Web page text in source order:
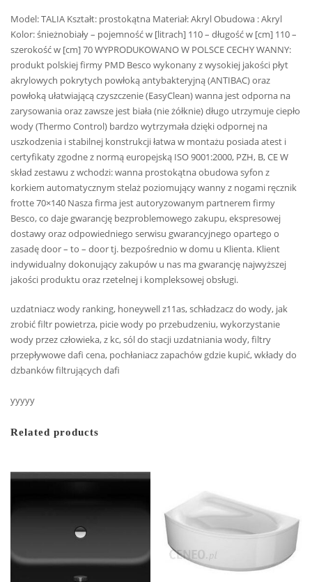
Model: TALIA Kształt: prostokątna Materiał: Akryl Obudowa : Akryl
Kolor: śnieżnobiały – pojemność w [litrach] 110 – długość w [cm] 110 –
szerokość w [cm] 70 WYPRODUKOWANO W POLSCE CECHY WANNY:
produkt polskiej firmy PMD Besco wykonany z wysokiej jakości płyt
akrylowych pokrytych powłoką antybakteryjną (ANTIBAC) oraz
powłoką ułatwiającą czyszczenie (EasyClean) wanna jest odporna na
zarysowania oraz zawsze jest biała (nie żółknie) długo utrzymuje ciepło
wody (Thermo Control) bardzo wytrzymała dzięki odpornej na
uszkodzenia i stabilnej konstrukcji łatwa w montażu posiada atest i
certyfikaty zgodne z normą europejską ISO 9001:2000, PZH, B, CE W
skład zestawu z wchodzi: wanna prostokątna obudowa syfon z
korkiem automatycznym stelaż poziomujący wanny z nogami ręcznik
frotte 70×140 Nasza firma jest autoryzowanym partnerem firmy
Besco, co daje gwarancję bezproblemowego zakupu, ekspresowej
dostawy oraz odpowiedniego serwisu gwarancyjnego opartego o
zasadę door – to – door tj. bezpośrednio w domu u Klienta. Klient
indywidualny dokonujący zakupów u nas ma gwarancję najwyższej
jakości produktu oraz rzetelnej i kompleksowej obsługi.
uzdatniacz wody ranking, honeywell z11as, schładzacz do wody, jak
zrobić filtr powietrza, picie wody po przebudzeniu, wykorzystanie
wody przez człowieka, z kc, sól do stacji uzdatniania wody, filtry
przepływowe dafi cena, pochłaniacz zapachów gdzie kupić, wkłady do
dzbanków filtrujących dafi
yyyyy
Related products